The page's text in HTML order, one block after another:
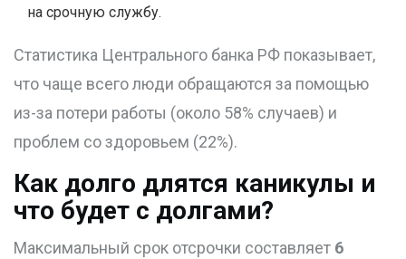
на срочную службу.
Статистика Центрального банка РФ показывает,
что чаще всего люди обращаются за помощью
из-за потери работы (около 58% случаев) и
проблем со здоровьем (22%).
Как долго длятся каникулы и
что будет с долгами?
Максимальный срок отсрочки составляет 6